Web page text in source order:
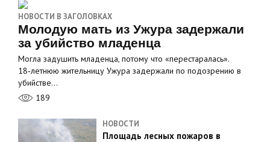
НОВОСТИ В ЗАГОЛОВКАХ
Молодую мать из Ужура задержали
за убийство младенца
Могла задушить младенца, потому что «перестаралась».
18‑летнюю жительницу Ужура задержали по подозрению в
убийстве…
189
НОВОСТИ
Площадь лесных пожаров в